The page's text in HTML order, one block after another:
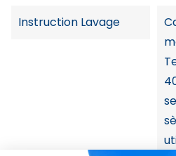
Instruction Lavage